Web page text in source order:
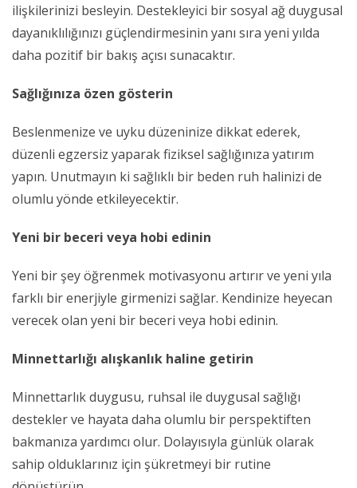
ilişkilerinizi besleyin. Destekleyici bir sosyal ağ duygusal
dayanıklılığınızı güçlendirmesinin yanı sıra yeni yılda
daha pozitif bir bakış açısı sunacaktır.
Sağlığınıza özen gösterin
Beslenmenize ve uyku düzeninize dikkat ederek,
düzenli egzersiz yaparak fiziksel sağlığınıza yatırım
yapın. Unutmayın ki sağlıklı bir beden ruh halinizi de
olumlu yönde etkileyecektir.
Yeni bir beceri veya hobi edinin
Yeni bir şey öğrenmek motivasyonu artırır ve yeni yıla
farklı bir enerjiyle girmenizi sağlar. Kendinize heyecan
verecek olan yeni bir beceri veya hobi edinin.
Minnettarlığı alışkanlık haline getirin
Minnettarlık duygusu, ruhsal ile duygusal sağlığı
destekler ve hayata daha olumlu bir perspektiften
bakmanıza yardımcı olur. Dolayısıyla günlük olarak
sahip olduklarınız için şükretmeyi bir rutine